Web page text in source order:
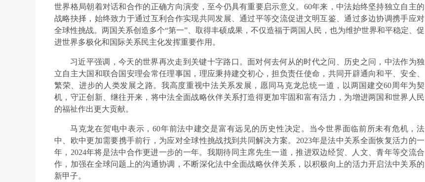
世界格局朝着对话和合作的正确方向演变，至今仍具有重要启示意义。60年来，中法始终坚持独立自主的
战略抉择，始终致力于通过互利合作实现共同发展、通过平等交流促进文明互鉴、通过多边协调携手应对
全球性挑战。两国关系创造多个“第一”、取得丰硕成果，不仅造福于两国人民，也为维护世界和平稳定、促
进世界多极化和国际关系民主化发挥重要作用。
习近平强调，今天的世界再次走到关键十字路口。面对何去何从的时代之问、历史之问，中法作为独
立自主大国和联合国安理会常任理事国，理应秉持建交初心，担负责任使命，共同开辟通向和平、安全、
繁荣、进步的人类发展之路。我高度重视中法关系发展，愿同马克龙总统一道，以两国建交60周年为契
机，守正创新、继往开来，将中法全面战略伙伴关系打造得更加牢固和富有活力，为增进两国和世界人民
的福祉作出更大贡献。
马克龙在贺电中表示，60年前法中建交是富有远见的历史性决定。当今世界面临前所未有危机，法
中、欧中更加需要携手前行，为应对全球性挑战找到共同解决方案。2023年是法中关系全面恢复活力的一
年，2024年将是法中合作更进一步的一年。我期待同主席先生一道，推进双边经贸、人文、青年等交流合
作，加强在全球问题上的沟通协调，不断深化法中全面战略伙伴关系，以积极向上的活力开启法中关系的
新甲子。